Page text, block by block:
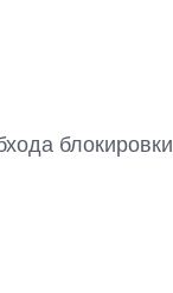
блокировки